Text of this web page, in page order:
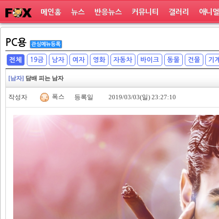
메인홈 뉴스 반응뉴스 커뮤니티 갤러리 애니멀
PC용 관심메뉴등록
전체 19금 남자 여자 영화 자동차 바이크 동물 건물 기
[남자] 담배 피는 남자
작성자 폭스 등록일 2019/03/03(일) 23:27:10